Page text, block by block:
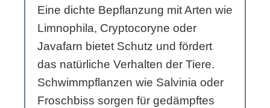
Eine dichte Bepflanzung mit Arten wie
Limnophila, Cryptocoryne oder
Javafarn bietet Schutz und fördert
das natürliche Verhalten der Tiere.
Schwimmpflanzen wie Salvinia oder
Froschbiss sorgen für gedämpftes